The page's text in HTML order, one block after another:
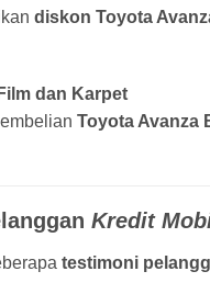
diskon Toyota
dan Karpet
Toyota Avanza
Kredit
testimoni